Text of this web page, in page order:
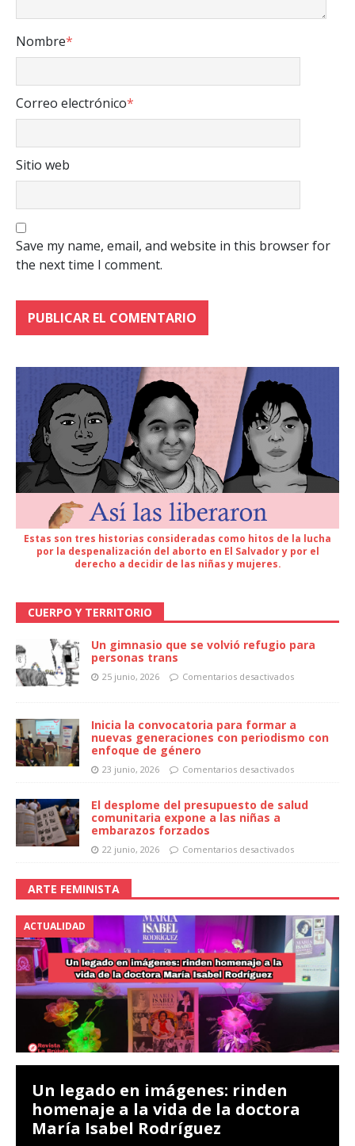
Nombre*
Correo electrónico*
Sitio web
Save my name, email, and website in this browser for
the next time I comment.
Estas son tres historias consideradas como hitos de la lucha
por la despenalización del aborto en El Salvador y por el
derecho a decidir de las niñas y mujeres.
CUERPO Y TERRITORIO
Un gimnasio que se volvió refugio para
personas trans
25 junio, 2026 Comentarios desactivados
Inicia la convocatoria para formar a
nuevas generaciones con periodismo con
enfoque de género
23 junio, 2026 Comentarios desactivados
El desplome del presupuesto de salud
comunitaria expone a las niñas a
embarazos forzados
22 junio, 2026 Comentarios desactivados
ARTE FEMINISTA
ACTUALIDAD
Un legado en imágenes: rinden
homenaje a la vida de la doctora
María Isabel Rodríguez